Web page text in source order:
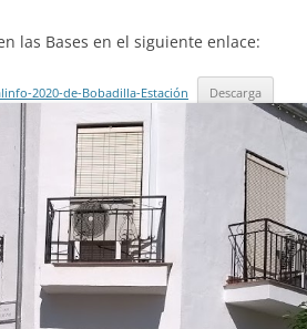
las Bases en el siguiente enlace:
2020-de-Bobadilla-Estación Descarga